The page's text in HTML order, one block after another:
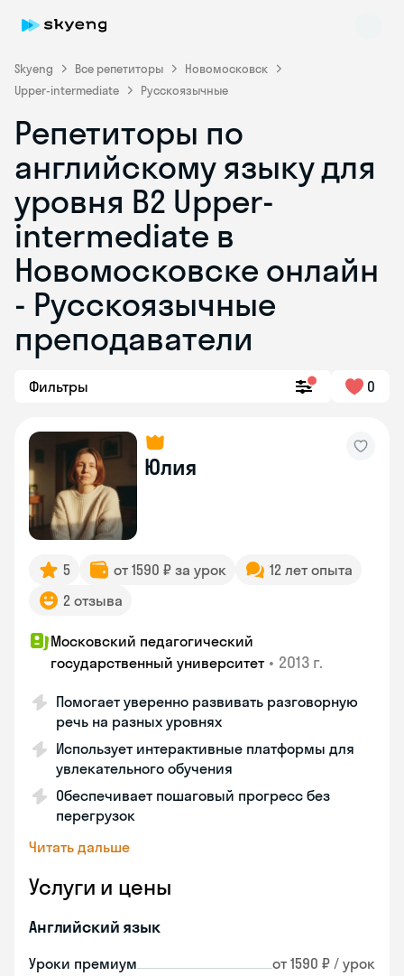
Skyeng Все репетиторы
Новомосковск
Upper-intermediate
Русскоязычные
Репетиторы по
английскому языку для
уровня B2 Upper-
intermediate в
Новомосковске онлайн
- Русскоязычные
преподаватели
Фильтры 0
Юлия
5 от 1590 ₽ за урок
12 лет опыта
2 отзыва
Московский педагогический
государственный университет • 2013 г.
Помогает уверенно развивать разговорную
речь на разных уровнях
Использует интерактивные платформы для
увлекательного обучения
Обеспечивает пошаговый прогресс без
перегрузок
Читать дальше
Услуги и цены
Английский язык
Уроки премиум от 1590 ₽ / урок
Skyeng Chat